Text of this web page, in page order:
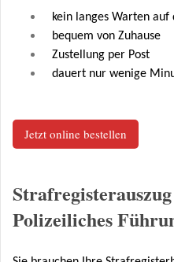
kein langes Warten auf
bequem von Zuhause
Zustellung per Post
dauert nur wenige
Jetzt online bestellen
Polizeiliches